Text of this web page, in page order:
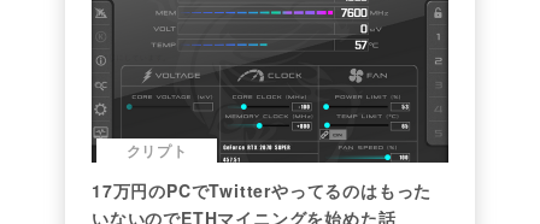
クリプト
17万円のPCでTwitterやってるのはもった
いないのでETHマイニングを始めた話